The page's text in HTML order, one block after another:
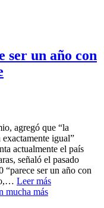
ser un año con
agregó que “la
igual”
actualmente el país
señaló el pasado
“parece ser un año con
Leer más
mucha más